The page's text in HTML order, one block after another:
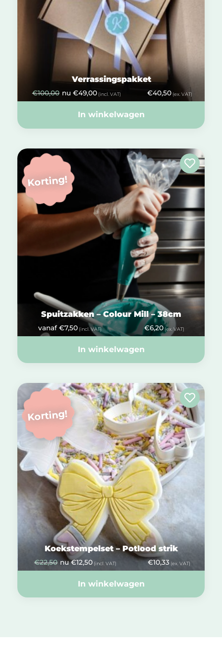
Verrassingspakket
€100,00 nu €49,00(incl. VAT) €40,50 (ex. VAT)
In winkelwagen
Korting!
Spuitzakken – Colour Mill – 38cm
vanaf €7,50 (incl. VAT) €6,20 (ex. VAT)
In winkelwagen
Korting!
Koekstempelset – Potlood strik
€22,50 nu €12,50 (incl. VAT) €10,33(ex. VAT)
In winkelwagen